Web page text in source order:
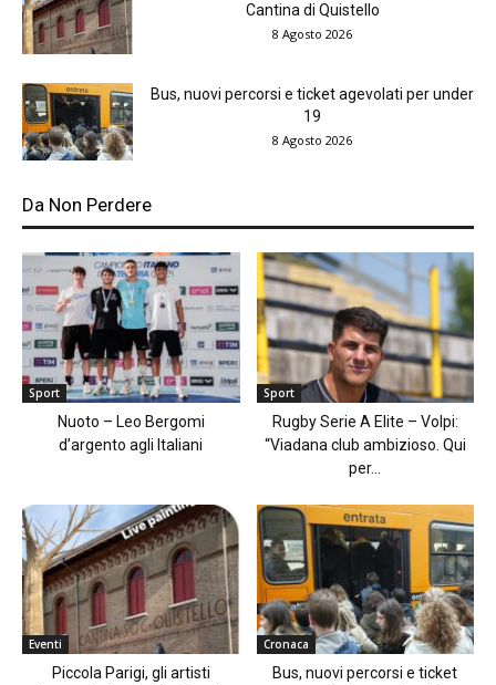
Cantina di Quistello
8 Agosto 2026
Bus, nuovi percorsi e ticket agevolati per under
19
8 Agosto 2026
Da Non Perdere
Sport
Nuoto – Leo Bergomi
d’argento agli Italiani
Sport
Rugby Serie A Elite – Volpi:
“Viadana club ambizioso. Qui
per...
Eventi
Piccola Parigi, gli artisti
Cronaca
Bus, nuovi percorsi e ticket